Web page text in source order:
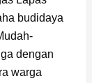
budidaya
dengan
warga